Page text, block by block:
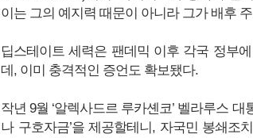
이는 그의 예지력 때문이 아니라 그가 배후
딥스테이트 세력은 팬데믹 이후 각국 정부
데, 이미 충격적인 증언도 확보됐다.
작년 9월 ‘알렉사드르 루카셴코’ 벨라루스 대
나 구호자금’을 제공할테니, 자국민 봉쇄조